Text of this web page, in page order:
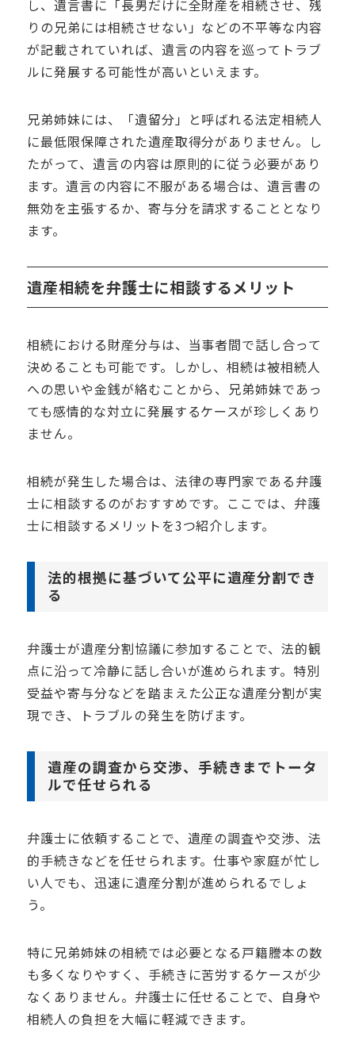
し、遺言書に「長男だけに全財産を相続させ、残
りの兄弟には相続させない」などの不平等な内容
が記載されていれば、遺言の内容を巡ってトラブ
ルに発展する可能性が高いといえます。
兄弟姉妹には、「遺留分」と呼ばれる法定相続人
に最低限保障された遺産取得分がありません。し
たがって、遺言の内容は原則的に従う必要があり
ます。遺言の内容に不服がある場合は、遺言書の
無効を主張するか、寄与分を請求することとなり
ます。
遺産相続を弁護士に相談するメリット
相続における財産分与は、当事者間で話し合って
決めることも可能です。しかし、相続は被相続人
への思いや金銭が絡むことから、兄弟姉妹であっ
ても感情的な対立に発展するケースが珍しくあり
ません。
相続が発生した場合は、法律の専門家である弁護
士に相談するのがおすすめです。ここでは、弁護
士に相談するメリットを3つ紹介します。
法的根拠に基づいて公平に遺産分割でき
る
弁護士が遺産分割協議に参加することで、法的観
点に沿って冷静に話し合いが進められます。特別
受益や寄与分などを踏まえた公正な遺産分割が実
現でき、トラブルの発生を防げます。
遺産の調査から交渉、手続きまでトータ
ルで任せられる
弁護士に依頼することで、遺産の調査や交渉、法
的手続きなどを任せられます。仕事や家庭が忙し
い人でも、迅速に遺産分割が進められるでしょ
う。
特に兄弟姉妹の相続では必要となる戸籍謄本の数
も多くなりやすく、手続きに苦労するケースが少
なくありません。弁護士に任せることで、自身や
相続人の負担を大幅に軽減できます。